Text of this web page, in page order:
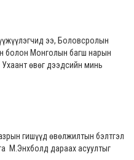
ээ, Боловсролын
болон Монголын багш нарын
өвөг дээдсийн минь
гишүүд өвөлжилтын бэлтгэл
М.Энхболд дараах асуултыг